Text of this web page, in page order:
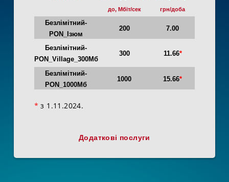
до, Мбіт/сек грн/доба
Безлімітний-
PON_Ізюм
200 7.00
Безлімітний-
PON_Village_300Мб
300 11.66*
Безлімітний-
PON_1000Мб
1000 15.66*
* з 1.11.2024.
Додаткові послуги